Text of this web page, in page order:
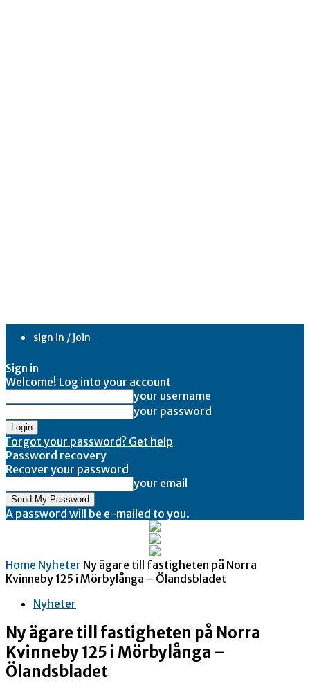
sign in / join
Sign in
Welcome! Log into your account
your username
your password
Forgot your password? Get help
Password recovery
Recover your password
your email
A password will be e-mailed to you.
Home Nyheter Ny ägare till fastigheten på Norra
Kvinneby 125 i Mörbylånga – Ölandsbladet
Nyheter
Ny ägare till fastigheten på Norra
Kvinneby 125 i Mörbylånga –
Ölandsbladet